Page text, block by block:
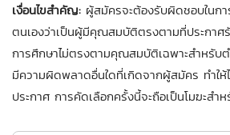
เงื่อนไขสำคัญ: ผู้สมัครจะต้องรับผิดชอบในก
ตนเองว่าเป็นผู้มีคุณสมบัติตรงตามที่ประกา
การศึกษาไม่ตรงตามคุณสมบัติเฉพาะสำหรับ
มีความผิดพลาดอื่นใดที่เกิดจากผู้สมัคร ทำใ
ประกาศ การคัดเลือกครั้งนี้จะถือเป็นโมฆะสำ